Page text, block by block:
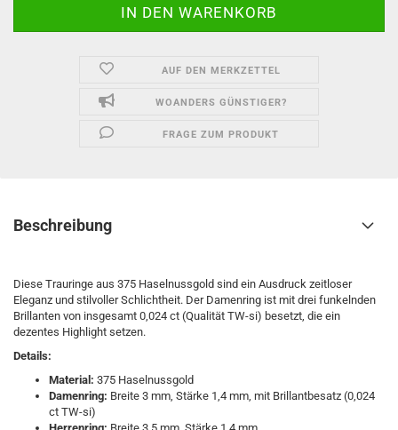
AUF DEN MERKZETTEL
WOANDERS GÜNSTIGER?
FRAGE ZUM PRODUKT
Beschreibung
Diese Trauringe aus 375 Haselnussgold sind ein Ausdruck zeitloser
Eleganz und stilvoller Schlichtheit. Der Damenring ist mit drei funkelnden
Brillanten von insgesamt 0,024 ct (Qualität TW-si) besetzt, die ein
dezentes Highlight setzen.
Details:
Material: 375 Haselnussgold
Damenring: Breite 3 mm, Stärke 1,4 mm, mit Brillantbesatz (0,024
ct TW-si)